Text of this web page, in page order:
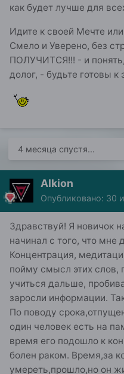
как будет лучше для
Идите к своей Мечте
Смело и Уверено, без
ПОЛУЧИТСЯ!!! - и понять,
долог, - будьте готовы к
4 месяца спустя...
Alkion
Опубликовано: 30
Здравствуй! Я новичок
начинал с того, что мне
Концентрация,
пойму смысл этих слов,
учиться дальше,
заросли информации.
По поводу
один человек есть на
время его подошло к
болен раком. Время,за
умереть,прошло,но он